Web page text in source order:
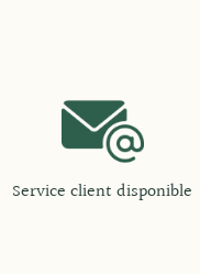
Service client disponible